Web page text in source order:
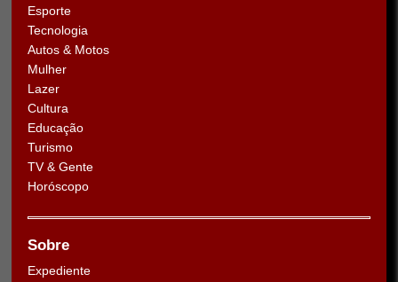
Esporte
Tecnologia
Autos & Motos
Mulher
Lazer
Cultura
Educação
Turismo
TV & Gente
Horóscopo
Sobre
Expediente